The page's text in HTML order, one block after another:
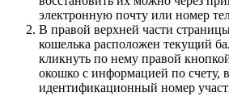
электронную почту или номер
В правой верхней части
кошелька расположен текущий
кликнуть по нему правой
окошко с информацией по счету,
идентификационный номер